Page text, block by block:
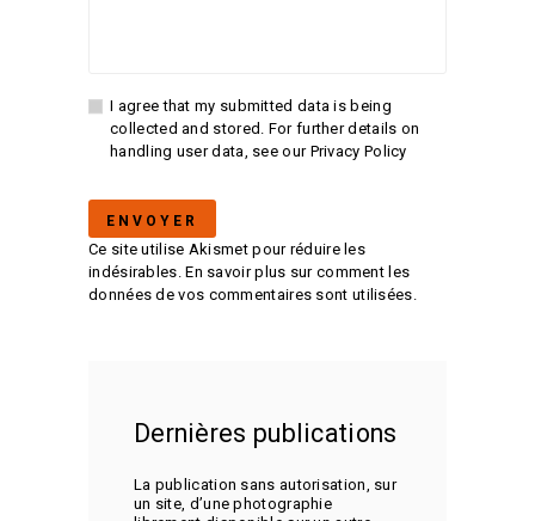
I agree that my submitted data is being
collected and stored. For further details on
handling user data, see our Privacy Policy
Ce site utilise Akismet pour réduire les
indésirables.En savoir plus sur comment les
données de vos commentaires sont utilisées.
Dernières publications
La publication sans autorisation, sur
un site, d’une photographie